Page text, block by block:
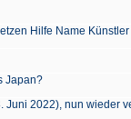
Hilfe Name
Japan?
Juni 2022), nun wieder